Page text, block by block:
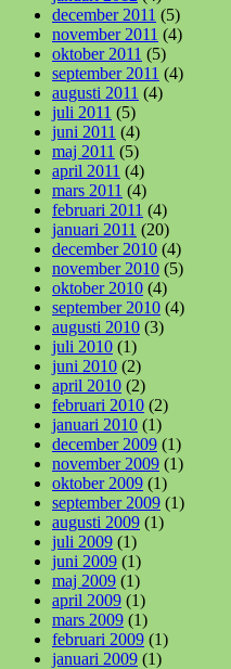
december 2011 (5)
november 2011 (4)
oktober 2011 (5)
september 2011 (4)
augusti 2011 (4)
juli 2011 (5)
juni 2011 (4)
maj 2011 (5)
april 2011 (4)
mars 2011 (4)
februari 2011 (4)
januari 2011 (20)
december 2010 (4)
november 2010 (5)
oktober 2010 (4)
september 2010 (4)
augusti 2010 (3)
juli 2010 (1)
juni 2010 (2)
april 2010 (2)
februari 2010 (2)
januari 2010 (1)
december 2009 (1)
november 2009 (1)
oktober 2009 (1)
september 2009 (1)
augusti 2009 (1)
juli 2009 (1)
juni 2009 (1)
maj 2009 (1)
april 2009 (1)
mars 2009 (1)
februari 2009 (1)
januari 2009 (1)